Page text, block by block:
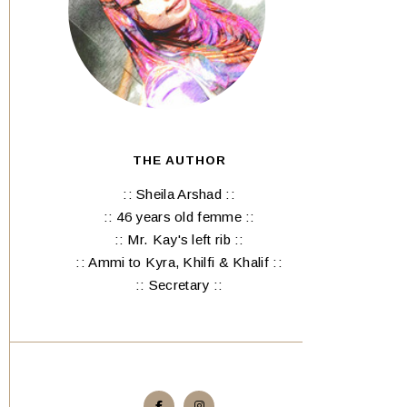
THE AUTHOR
:: Sheila Arshad ::
:: 46 years old femme ::
:: Mr. Kay's left rib ::
:: Ammi to Kyra, Khilfi & Khalif ::
:: Secretary ::